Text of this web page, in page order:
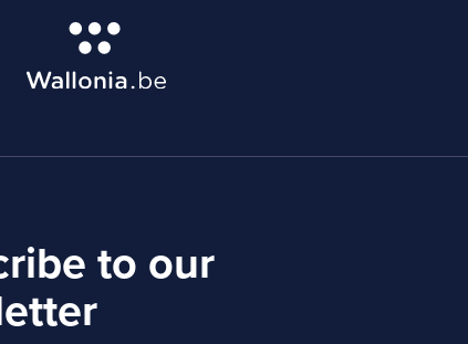
to our